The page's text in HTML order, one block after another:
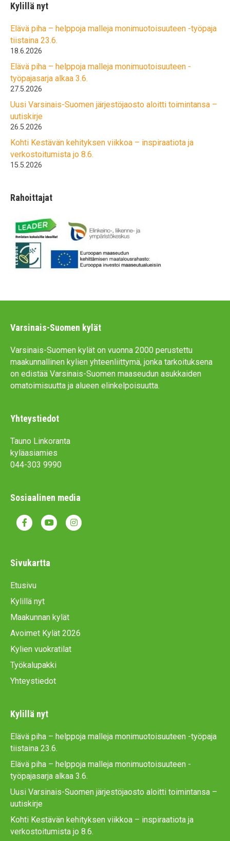
Kylillä nyt
Elävä piha – helppoja malleja monimuotoisuuteen -työpaja
tiistaina 23.6.
18.6.2026
Elävä piha – helppoja malleja monimuotoisuuteen -
työpajasarja alkaa 3.6.
27.5.2026
Uusi Varsinais-Suomen järjestöjaosto aloitti toimintansa –
uutiskirje
26.5.2026
Kohti Kestävän kehityksen viikkoa – inspiraatiota ja
verkostoitumista jo 8.6.
15.5.2026
Rahoittajat
Varsinais-Suomen kylät
Varsinais-Suomen kylät on vuonna 2000 perustettu
maakunnallinen kylien yhteenliittymä, jonka tarkoituksena
on edistää Varsinais-Suomen maaseudun asukkaiden
omatoimisuutta ja alueen elinkelpoisuutta.
Yhteystiedot
Tauno Linkoranta
kyläasiamies
044-303 9990
Sosiaalinen media
F
b
o
o
k
Y
b
e
r
a
m
Sivukartta
Etusivu
Kylillä nyt
Maakunnan kylät
Avoimet Kylät 2026
Kylien vuokratilat
Työkalupakki
Yhteystiedot
Kylillä nyt
Elävä piha – helppoja malleja monimuotoisuuteen -työpaja
tiistaina 23.6.
Elävä piha – helppoja malleja monimuotoisuuteen -
työpajasarja alkaa 3.6.
Uusi Varsinais-Suomen järjestöjaosto aloitti toimintansa –
uutiskirje
Kohti Kestävän kehityksen viikkoa – inspiraatiota ja
verkostoitumista jo 8.6.